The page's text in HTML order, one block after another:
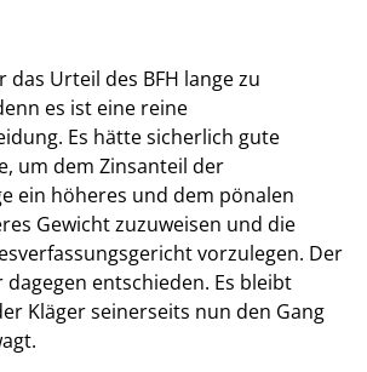
das Urteil des BFH lange zu
es ist eine reine
Es hätte sicherlich gute
um dem Zinsanteil der
ein höheres und dem pönalen
Gewicht zuzuweisen und die
vorzulegen. Der
dagegen entschieden. Es bleibt
Kläger seinerseits nun den Gang